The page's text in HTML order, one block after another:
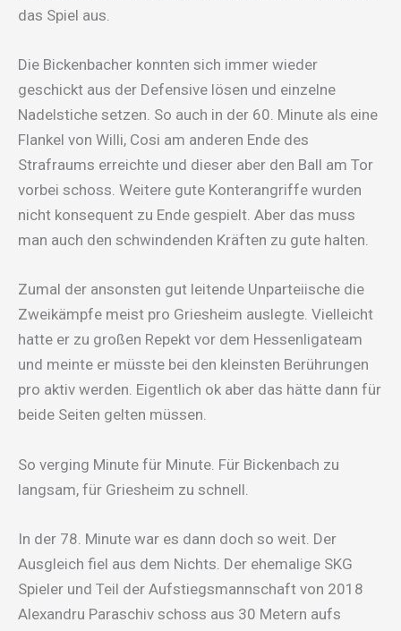
das Spiel aus.
Die Bickenbacher konnten sich immer wieder
geschickt aus der Defensive lösen und einzelne
Nadelstiche setzen. So auch in der 60. Minute als eine
Flankel von Willi, Cosi am anderen Ende des
Strafraums erreichte und dieser aber den Ball am Tor
vorbei schoss. Weitere gute Konterangriffe wurden
nicht konsequent zu Ende gespielt. Aber das muss
man auch den schwindenden Kräften zu gute halten.
Zumal der ansonsten gut leitende Unparteiische die
Zweikämpfe meist pro Griesheim auslegte. Vielleicht
hatte er zu großen Repekt vor dem Hessenligateam
und meinte er müsste bei den kleinsten Berührungen
pro aktiv werden. Eigentlich ok aber das hätte dann für
beide Seiten gelten müssen.
So verging Minute für Minute. Für Bickenbach zu
langsam, für Griesheim zu schnell.
In der 78. Minute war es dann doch so weit. Der
Ausgleich fiel aus dem Nichts. Der ehemalige SKG
Spieler und Teil der Aufstiegsmannschaft von 2018
Alexandru Paraschiv schoss aus 30 Metern aufs